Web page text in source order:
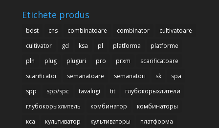
Etichete produs
bdst cns combinatoare combinator
cultivatoare
cultivator
gd ksa pl platforma
platforme
pln
plug pluguri pro prxm
scarificatoare
scarificator
semanatoare semanatori sk
spa
spp
spp/spc tavalugi tit
глубокорыхлители
глубокорыхлитель
комбинатор
комбинаторы
кса
культиватор культиваторы
платформа